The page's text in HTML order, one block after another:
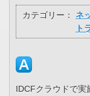
カテゴリー：
ネ
ト
IDCFクラウドで実